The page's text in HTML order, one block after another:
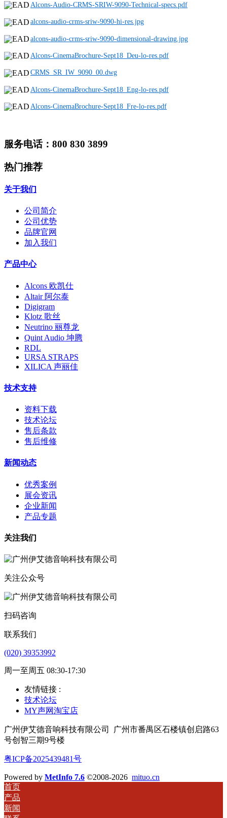
Alcons-Audio-CRMS-SRIW-9090-Technical-specs.pdf
alcons-audio-crms-sriw-9090-hi-res.jpg
alcons-audio-crms-sriw-9090-dimensional-drawing.jpg
Alcons-CinemaBrochure-Sept18_Deu-lo-res.pdf
CRMS_SR_IW_9090_00.dwg
Alcons-CinemaBrochure-Sept18_Eng-lo-res.pdf
Alcons-CinemaBrochure-Sept18_Fre-lo-res.pdf
服务电话：800 830 3899
热门推荐
关于我们
公司简介
公司优势
品牌官网
加入我们
产品中心
Alcons 欧凯仕
Altair 阿尔泰
Digigram
Klotz 歌丝
Neutrino 丽尊龙
Quint Audio 坤腾
RDL
URSA STRAPS
XILICA 声丽佳
技术支持
资料下载
技术论坛
售后条款
售后维修
新闻动态
优秀案例
展会资讯
企业新闻
产品专题
关注我们
关注公众号
扫码咨询
联系我们
(020) 39353992
周一至周五 08:30-17:30
友情链接 :
技术论坛
MY声网淘宝店
广州伊艾德音响科技有限公司
广州市番禺区石楼镇创启路63
号创智三期9号楼
粤ICP备2025439481号
Powered by MetInfo 7.6 ©2008-2026 mituo.cn
首页
产品
新闻